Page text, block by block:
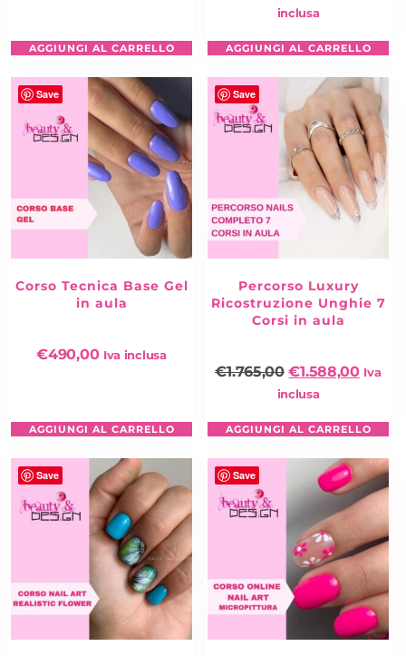
AGGIUNGI AL CARRELLO
inclusa
AGGIUNGI AL CARRELLO
Save
Corso Tecnica Base Gel
in aula
€490,00 Iva inclusa
AGGIUNGI AL CARRELLO
Save
Percorso Luxury
Ricostruzione Unghie 7
Corsi in aula
€1.765,00 €1.588,00 Iva
inclusa
AGGIUNGI AL CARRELLO
Save Save